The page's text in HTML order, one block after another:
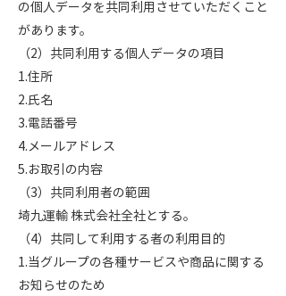
の個人データを共同利用させていただくこと
があります。
（2）共同利用する個人データの項目
1.住所
2.氏名
3.電話番号
4.メールアドレス
5.お取引の内容
（3）共同利用者の範囲
埼九運輸 株式会社全社とする。
（4）共同して利用する者の利用目的
1.当グループの各種サービスや商品に関する
お知らせのため